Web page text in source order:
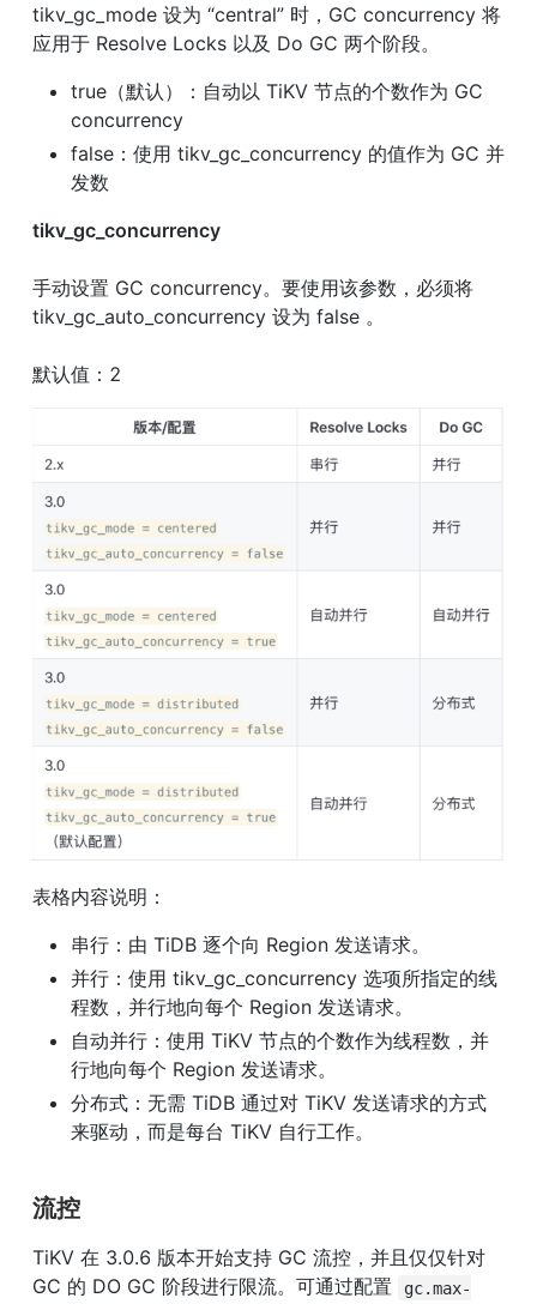
tikv_gc_mode 设为 “central” 时，GC concurrency 将
应用于 Resolve Locks 以及 Do GC 两个阶段。
true（默认）：自动以 TiKV 节点的个数作为 GC
concurrency
false：使用 tikv_gc_concurrency 的值作为 GC 并
发数
tikv_gc_concurrency
手动设置 GC concurrency。要使用该参数，必须将
tikv_gc_auto_concurrency 设为 false 。
默认值：2
表格内容说明：
串行：由 TiDB 逐个向 Region 发送请求。
并行：使用 tikv_gc_concurrency 选项所指定的线
程数，并行地向每个 Region 发送请求。
自动并行：使用 TiKV 节点的个数作为线程数，并
行地向每个 Region 发送请求。
分布式：无需 TiDB 通过对 TiKV 发送请求的方式
来驱动，而是每台 TiKV 自行工作。
流控
TiKV 在 3.0.6 版本开始支持 GC 流控，并且仅仅针对
GC 的 DO GC 阶段进行限流。可通过配置
gc.max-